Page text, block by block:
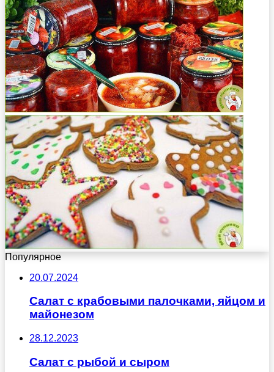
Популярное
20.07.2024
Салат с крабовыми палочками, яйцом и
майонезом
28.12.2023
Салат с рыбой и сыром